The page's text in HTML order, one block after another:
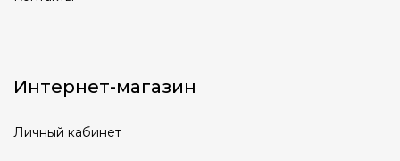
Интернет-магазин
Личный кабинет